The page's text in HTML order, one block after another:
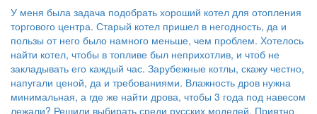
У меня была задача подобрать хороший котел для отопления
торгового центра. Старый котел пришел в негодность, да и
пользы от него было намного меньше, чем проблем. Хотелось
найти котел, чтобы в топливе был неприхотлив, и чтоб не
закладывать его каждый час. Зарубежные котлы, скажу честно,
напугали ценой, да и требованиями. Влажность дров нужна
минимальная, а где же найти дрова, чтобы 3 года под навесом
лежали? Решили выбирать среди русских моделей. Приятно